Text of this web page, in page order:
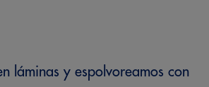
láminas y espolvoreamos con